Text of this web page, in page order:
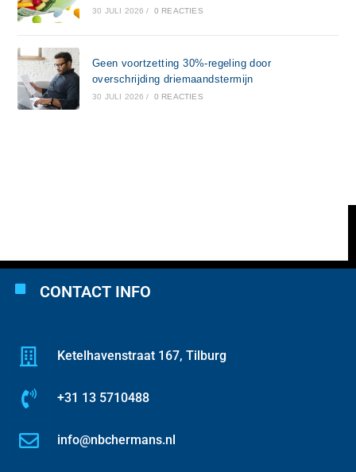
30 JULI 2026 / 0 REACTIES
Geen voortzetting 30%-regeling door
overschrijding driemaandstermijn
30 JULI 2026 / 0 REACTIES
CONTACT INFO
Ketelhavenstraat 167, Tilburg
+31 13 5710488
info@nbchermans.nl